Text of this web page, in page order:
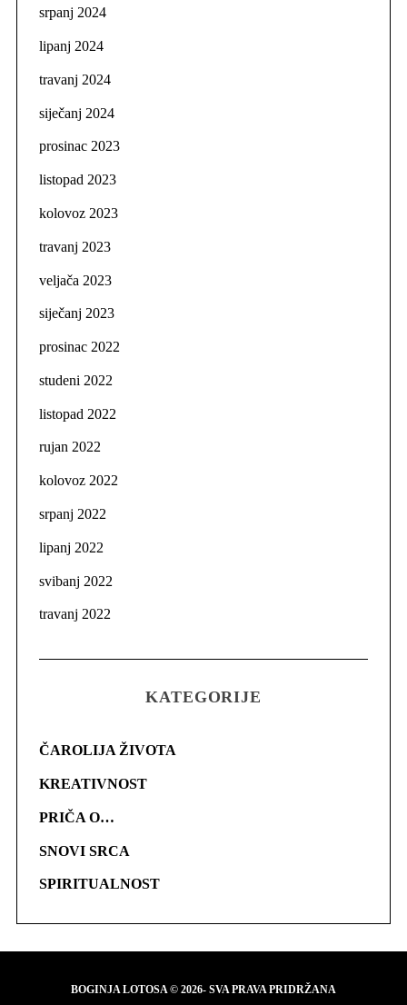
srpanj 2024
lipanj 2024
travanj 2024
siječanj 2024
prosinac 2023
listopad 2023
kolovoz 2023
travanj 2023
veljača 2023
siječanj 2023
prosinac 2022
studeni 2022
listopad 2022
rujan 2022
kolovoz 2022
srpanj 2022
lipanj 2022
svibanj 2022
travanj 2022
KATEGORIJE
ČAROLIJA ŽIVOTA
KREATIVNOST
PRIČA O…
SNOVI SRCA
SPIRITUALNOST
BOGINJA LOTOSA © 2026- SVA PRAVA PRIDRŽANA